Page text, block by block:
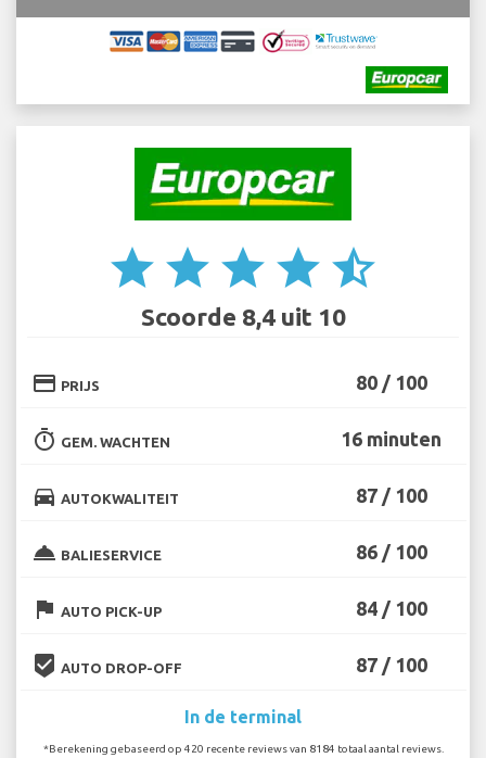
star star star star star_half
Scoorde 8,4 uit 10
credit_card PRIJS 80 / 100
timer GEM. WACHTEN 16 minuten
directions_car AUTOKWALITEIT 87 / 100
room_service BALIESERVICE 86 / 100
flag AUTO PICK-UP 84 / 100
beenhere AUTO DROP-OFF 87 / 100
In de terminal
*Berekening gebaseerd op 420 recente reviews van 8184 totaal aantal reviews.